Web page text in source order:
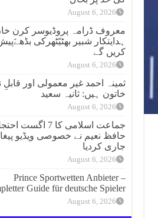
August 6, 2026
معروف ڈرامہ پروڈیوسر کرن
ہدایتکار شبیر بھٹیًٹھرکی
کریں گے
August 6, 2026
ثمینہ احمد غیر معمولی اور
خاتون ہیں: ثانیہ سعید
August 6, 2026
جماعت اسلامی کا 7 اگست
حافظ نعیم نے خصوصی ویڈیو
جاری کردیا
August 6, 2026
Prince Sportwetten Anbieter –
Guide für deutsche Spieler
August 6, 2026